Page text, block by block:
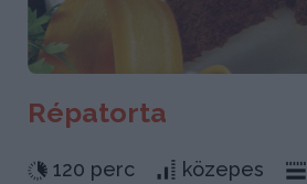
Répatorta
120 perc közepes